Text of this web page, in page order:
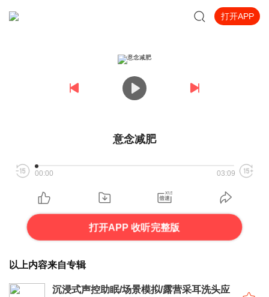
打开APP
意念减肥
00:00 03:09
打开APP 收听完整版
以上内容来自专辑
沉浸式声控助眠/场景模拟/露营采耳洗头应